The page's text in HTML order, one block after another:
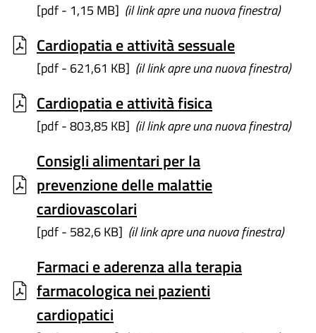
[pdf - 1,15 MB] (il link apre una nuova finestra)
Cardiopatia e attività sessuale
[pdf - 621,61 KB] (il link apre una nuova finestra)
Cardiopatia e attività fisica
[pdf - 803,85 KB] (il link apre una nuova finestra)
Consigli alimentari per la
prevenzione delle malattie
cardiovascolari
[pdf - 582,6 KB] (il link apre una nuova finestra)
Farmaci e aderenza alla terapia
farmacologica nei pazienti
cardiopatici